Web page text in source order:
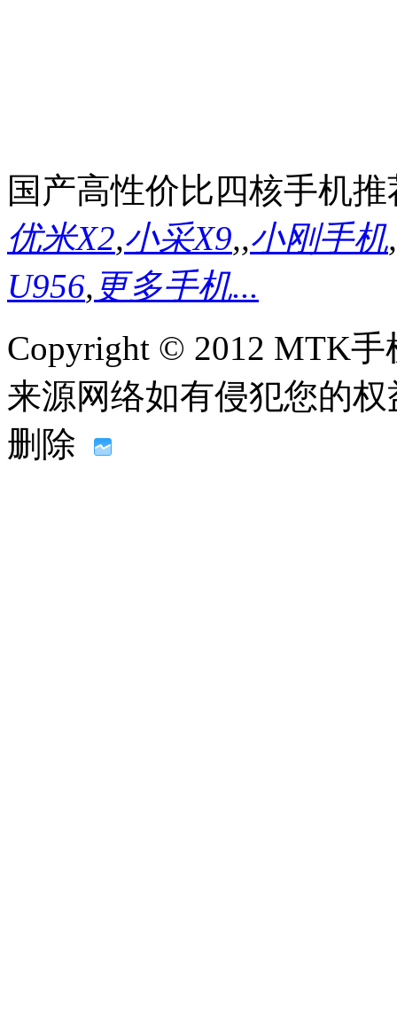
国产高性价比四核手机推
优米X2,小采X9,,小刚手机,
U956, 更多手机...
Copyright © 2012 MTK
来源网络如有侵犯您的
删除